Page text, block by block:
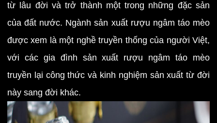
từ lâu đời và trở thành một trong những đặc sản
của đất nước. Ngành sản xuất rượu ngâm táo mèo
được xem là một nghề truyền thống của người Việt,
với các gia đình sản xuất rượu ngâm táo mèo
truyền lại công thức và kinh nghiệm sản xuất từ đời
này sang đời khác.